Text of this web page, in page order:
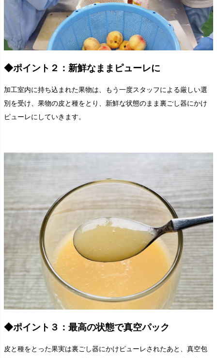
◆ポイント２：新鮮なままピューレに
加工室内に持ち込まれた果物は、もう一度スタッフによる厳しい選
別を受け、果物の皮と種をとり、新鮮な状態のまま裏ごし器にかけ
ピューレにしていきます。
◆ポイント３：最高の状態で真空パック
皮と種をとった果実は裏ごし器にかけピューレされたあと、真空包